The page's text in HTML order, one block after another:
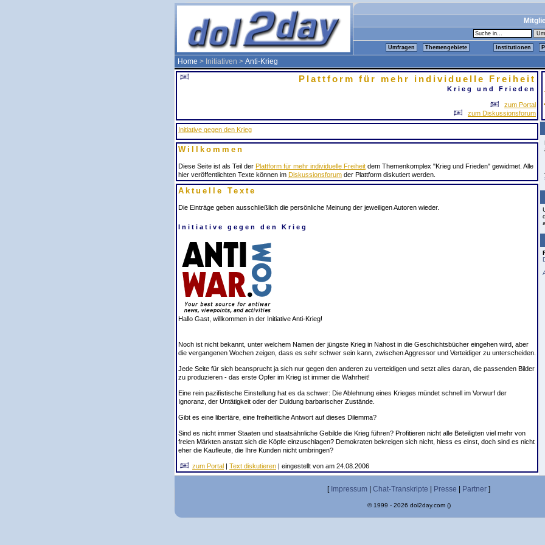
Umfragen Themengebiete Institutionen
Home > Initiativen > Anti-Krieg
Plattform für mehr individuelle Freiheit
Krieg und Frieden
zum Portal
zum Diskussionsforum
Initiative gegen den Krieg
Willkommen
Diese Seite ist als Teil der Plattform für mehr individuelle Freiheit dem Themenkomplex "Krieg und Frieden" gewidmet. Alle
hier veröffentlichten Texte können im Diskussionsforum der Plattform diskutiert werden.
Aktuelle Texte
Die Einträge geben ausschließlich die persönliche Meinung der jeweiligen Autoren wieder.
Initiative gegen den Krieg
Hallo Gast, willkommen in der Initiative Anti-Krieg!
Noch ist nicht bekannt, unter welchem Namen der jüngste Krieg in Nahost in die Geschichtsbücher eingehen wird, aber
die vergangenen Wochen zeigen, dass es sehr schwer sein kann, zwischen Aggressor und Verteidiger zu unterscheiden.
Jede Seite für sich beansprucht ja sich nur gegen den anderen zu verteidigen und setzt alles daran, die passenden Bilder
zu produzieren - das erste Opfer im Krieg ist immer die Wahrheit!
Eine rein pazifistische Einstellung hat es da schwer: Die Ablehnung eines Krieges mündet schnell im Vorwurf der
Ignoranz, der Untätigkeit oder der Duldung barbarischer Zustände.
Gibt es eine libertäre, eine freiheitliche Antwort auf dieses Dilemma?
Sind es nicht immer Staaten und staatsähnliche Gebilde die Krieg führen? Profitieren nicht alle Beteiligten viel mehr von
freien Märkten anstatt sich die Köpfe einzuschlagen? Demokraten bekreigen sich nicht, hiess es einst, doch sind es nicht
eher die Kaufleute, die Ihre Kunden nicht umbringen?
zum Portal | Text diskutieren | eingestellt von am 24.08.2006
[ Impressum Chat-Transkripte Presse Partner ]
© 1999 - 2026 dol2day.com ()